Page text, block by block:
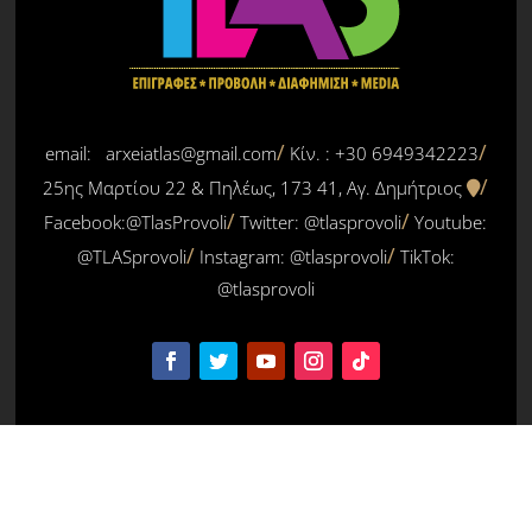
email: arxeiatlas@gmail.com
Κίν. : +30 6949342223
25ης Μαρτίου 22 & Πηλέως, 173 41, Αγ. Δημήτριος
Facebook:@TlasProvoli Twitter:@tlasprovoli Youtube:
@TLASprovoli
Instagram: @tlasprovoli TikTok:
@tlasprovoli